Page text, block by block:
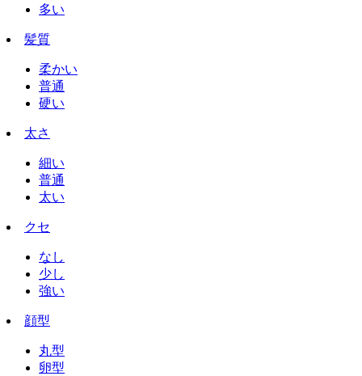
多い
髪質
柔かい
普通
硬い
太さ
細い
普通
太い
クセ
なし
少し
強い
顔型
丸型
卵型